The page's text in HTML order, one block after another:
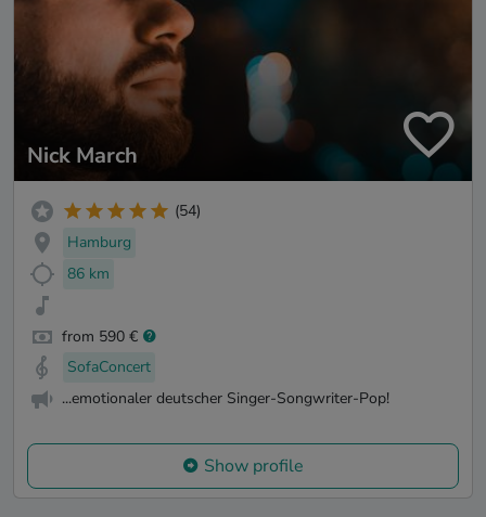
Nick March
(54)
Hamburg
86 km
from 590 €
SofaConcert
...emotionaler deutscher Singer-Songwriter-Pop!
Show profile